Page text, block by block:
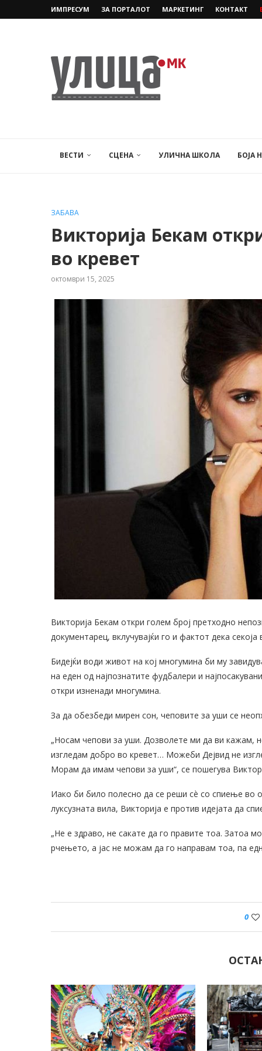
ИМПРЕСУМ ЗА ПОРТАЛОТ МАРКЕТИНГ КОНТАКТ
ВЕСТИ СЦЕНА УЛИЧНА ШКОЛА БОЈА
ЗАБАВА
Викторија Бекам
во кревет
октомври 15, 2025
Викторија Бекам откри голем број претходно
документарец, вклучувајќи го и фактот дека
Бидејќи води живот на кој многумина би му
на еден од најпознатите фудбалери и
откри изненади многумина.
За да обезбеди мирен сон, чеповите за уши се
„Носам чепови за уши. Дозволете ми да ви кажам,
изгледам добро во кревет… Можеби Дејвид не
Морам да имам чепови за уши“, се пошегува
Иако би било полесно да се реши сè со спиење во
луксузната вила, Викторија е против идејата да
„Не е здраво, не сакате да го правите тоа. Затоа
рчењето, а јас не можам да го направам тоа, па
0